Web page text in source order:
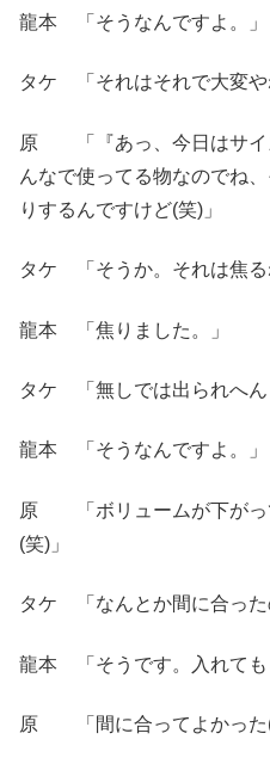
龍本 「そうなんですよ。」
タケ 「それはそれで大変や
原 「『あっ、今日はサイ
んなで使ってる物なのでね
りするんですけど(笑)」
タケ 「そうか。それは焦る
龍本 「焦りました。」
タケ 「無しでは出られへん
龍本 「そうなんですよ。」
原 「ボリュームが下がっ
(笑)」
タケ 「なんとか間に合った
龍本 「そうです。入れても
原 「間に合ってよかった(